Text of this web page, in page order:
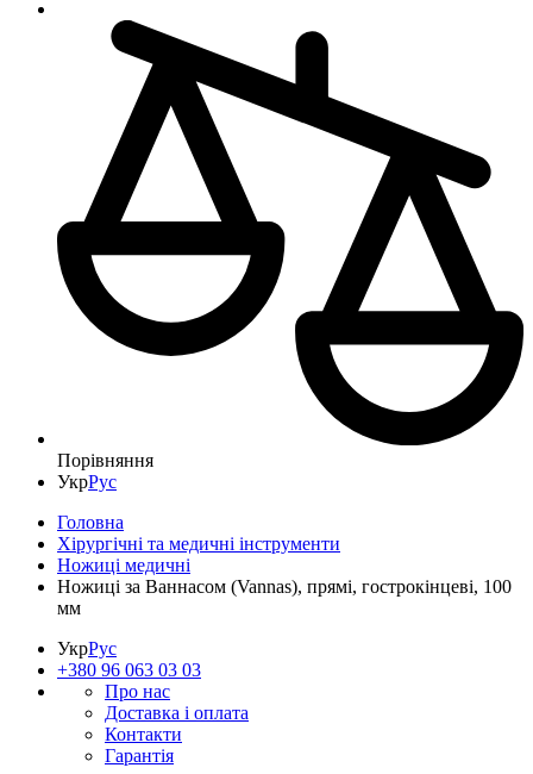
Порівняння
УкрРус
Головна
Хірургічні та медичні інструменти
Ножиці медичні
Ножиці за Ваннасом (Vannas), прямі, гострокінцеві, 100
мм
УкрРус
+380 96 063 03 03
Про нас
Доставка і оплата
Контакти
Гарантія